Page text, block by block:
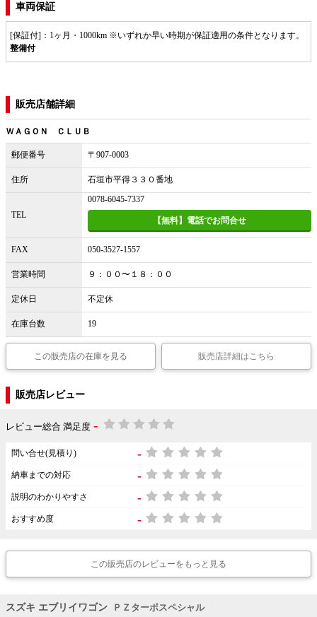
車両保証
[保証付]：1ヶ月・1000km ※いずれか早い時期が保証適用の条件となります。
整備付
販売店舗詳細
ＷＡＧＯＮ ＣＬＵＢ
郵便番号 〒907-0003
住所 石垣市平得３３０番地
TEL
0078-6045-7337
【無料】電話でお問合せ
FAX 050-3527-1557
営業時間 ９：００〜１８：００
定休日 不定休
在庫台数 19
この販売店の在庫を見る 販売店詳細はこちら
販売店レビュー
レビュー総合 満足度 -
問い合せ(見積り) -
納車までの対応 -
説明のわかりやすさ -
おすすめ度 -
この販売店のレビューをもっと見る
スズキ エブリイワゴン ＰＺターボスペシャル